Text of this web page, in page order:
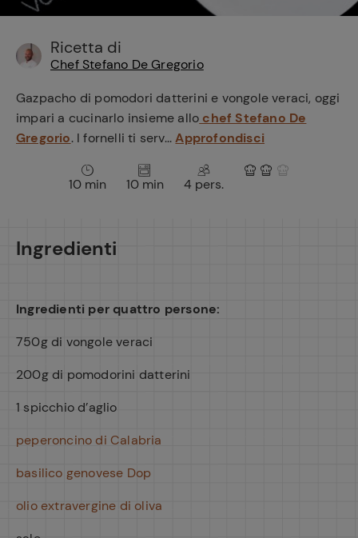
Ricetta di
Chef Stefano De Gregorio
Gazpacho di pomodori datterini e vongole veraci, oggi
impari a cucinarlo insieme allo chef Stefano De
Gregorio. I fornelli ti serv...Approfondisci
10 min 10 min 4 pers.
Ingredienti
Ingredienti per quattro persone:
750g di vongole veraci
200g di pomodorini datterini
1 spicchio d’aglio
peperoncino di Calabria
basilico genovese Dop
olio extravergine di oliva